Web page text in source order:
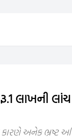
લાખની
કારણે અનેક ભ્રષ્ટ